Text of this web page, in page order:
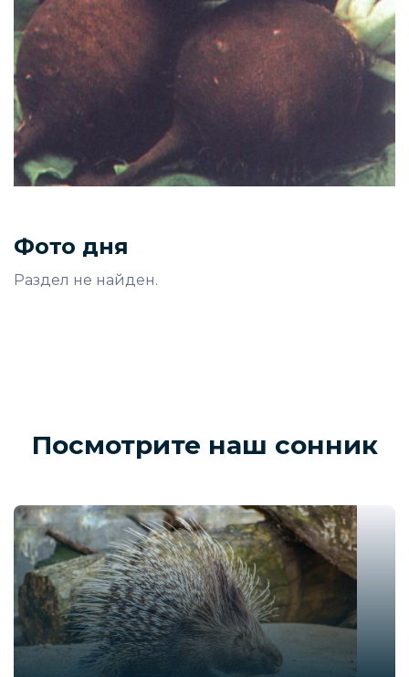
Фото дня
Раздел не найден.
Посмотрите наш сонник